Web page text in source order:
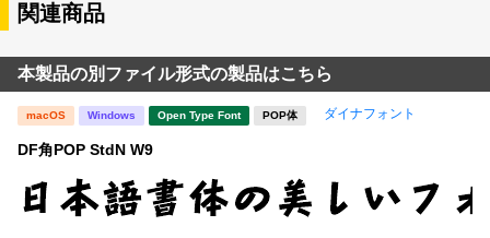
関連商品
本製品の別ファイル形式の製品はこちら
macOS Windows Open Type Font POP体 ダイナフォント
DF角POP StdN W9